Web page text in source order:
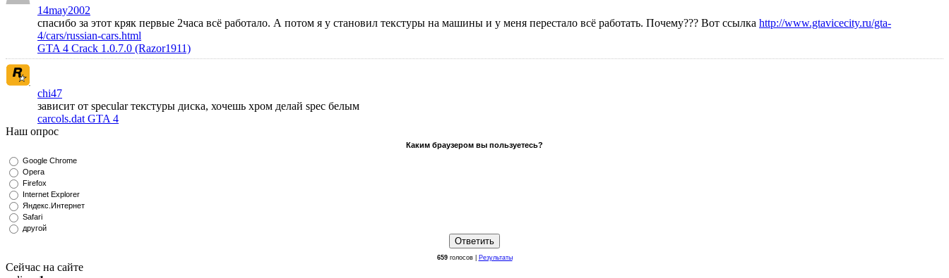
14may2002
спасибо за этот кряк первые 2часа всё работало. А потом я у становил текстуры на машины и у меня перестало всё работать. Почему??? Вот ссылка http://www.gtavicecity.ru/gta-
4/cars/russian-cars.html
GTA 4 Crack 1.0.7.0 (Razor1911)
chi47
зависит от specular текстуры диска, хочешь хром делай spec белым
carcols.dat GTA 4
Наш опрос
Каким браузером вы пользуетесь?
Google Chrome
Opera
Firefox
Internet Explorer
Яндекс.Интернет
Safari
другой
659голосов | Результаты
Сейчас на сайте